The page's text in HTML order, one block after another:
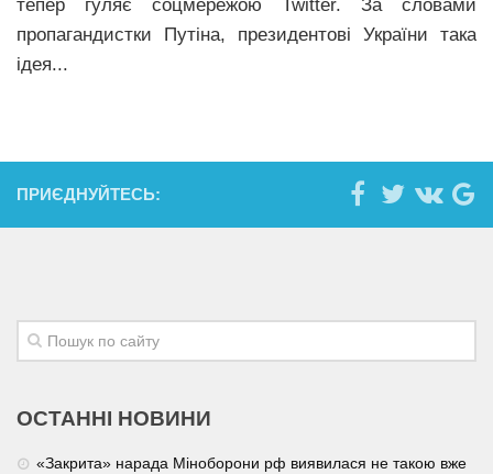
Історії
Рецепти
Суспільство
Шоу-біз
тепер гуляє соцмережою Twitter. За словами
пропагандистки Путіна, президентові України така
ідея...
ПРИЄДНУЙТЕСЬ:
ОСТАННІ НОВИНИ
«Закрита» нарада Міноборони рф виявилася не такою вже